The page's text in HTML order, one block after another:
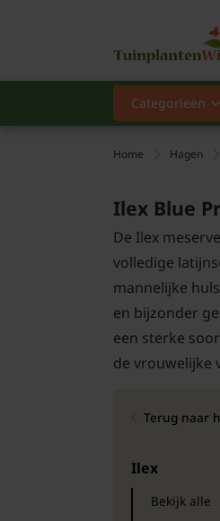
Categorieën
Categorieën
Populair
Hagen
Fruit
Bomen
Home Hagen
Ilex Blue
De Ilex
volledige
mannelijke
en bijzonder
een sterke
de vrouwelijke
Terug naar
Ilex
Bekijk alle